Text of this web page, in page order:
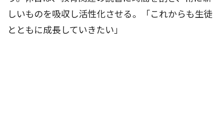
しいものを吸収し活性化させる。「これからも生徒
とともに成長していきたい」